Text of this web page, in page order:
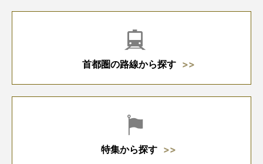
首都圏の路線から探す
特集から探す